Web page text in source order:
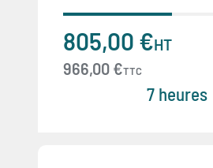
805,00 €HT
966,00 €TTC
7 heures